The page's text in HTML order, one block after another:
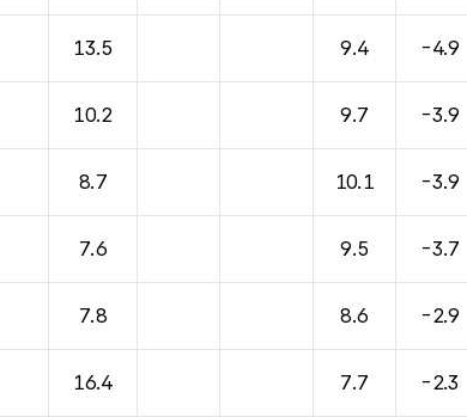
13.5 9.4 -4.9
10.2 9.7 -3.9
8.7 10.1 -3.9
7.6 9.5 -3.7
7.8 8.6 -2.9
16.4 7.7 -2.3